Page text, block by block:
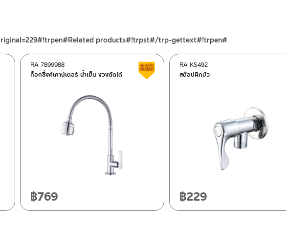
ตยานนาวา กรุงเทพฯ 10120
0556
products#!trpst#/trp-gettext#!trpen#
ก็อกซิ้งค์เคาน์เตอร์ น้ำเย็น งวงดัดได้
RA 7899988 สินค้าลดราคา เคลียร์สต็อก
฿769
สต๊อปฝักบัว
RA KS492
฿229